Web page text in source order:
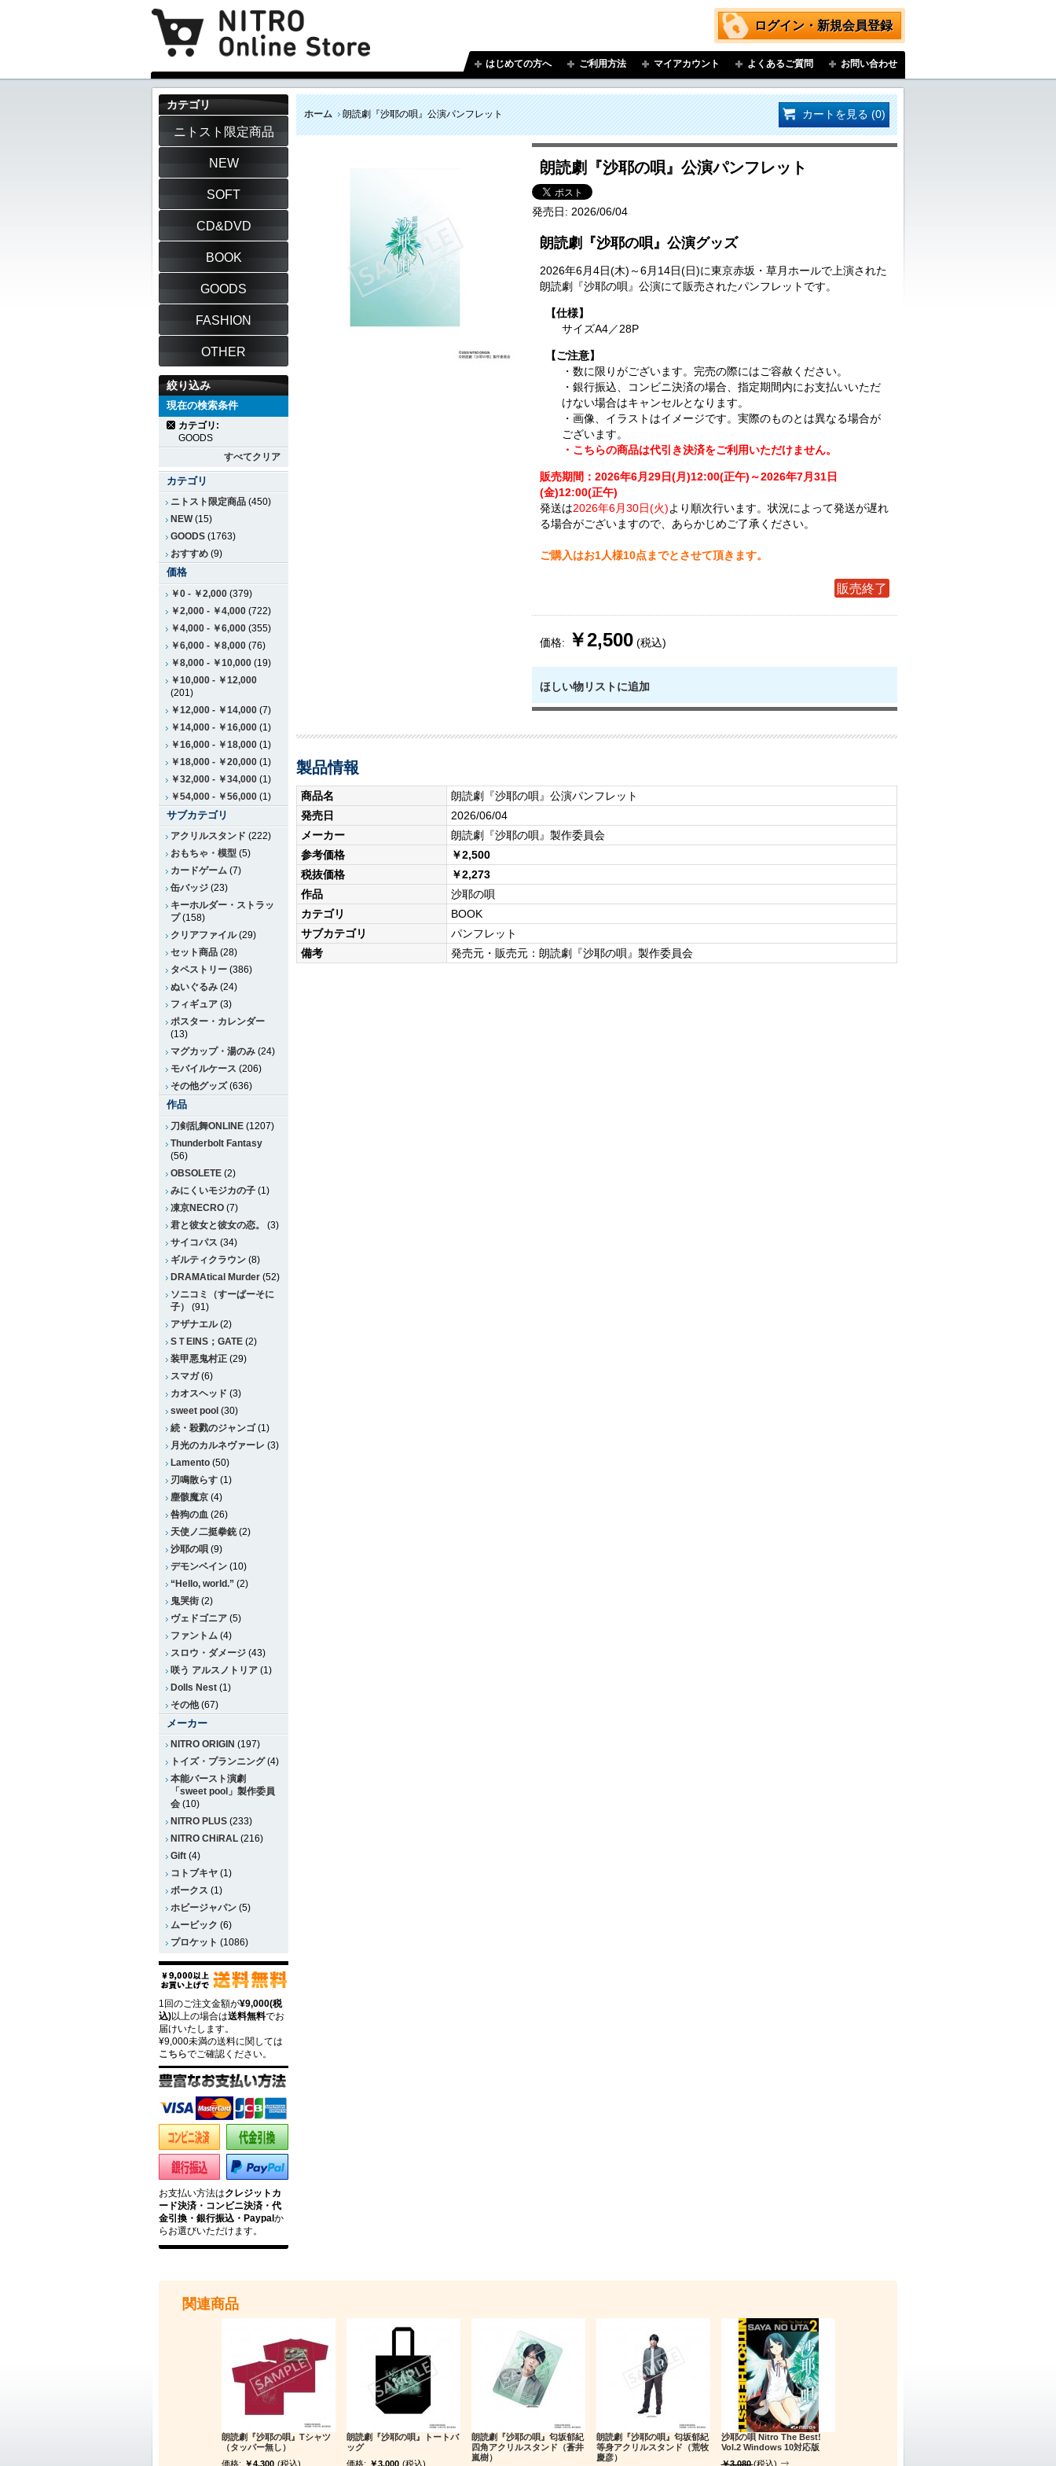
ログイン・新規会員登録
はじめての方へ ご利用方法 マイアカウント よくあるご質問 お問い合わせ
ホーム 朗読劇『沙耶の唄』公演パンフレット カートを見る (0)
朗読劇『沙耶の唄』公演パンフレット
発売日: 2026/06/04
朗読劇『沙耶の唄』公演グッズ
2026年6月4日(木)～6月14日(日)に東京赤坂・草月ホールで上演された
朗読劇『沙耶の唄』公演にて販売されたパンフレットです。
【仕様】
サイズA4／28P
【ご注意】
・数に限りがございます。完売の際にはご容赦ください。
・銀行振込、コンビニ決済の場合、指定期間内にお支払いいただ
けない場合はキャンセルとなります。
・画像、イラストはイメージです。実際のものとは異なる場合が
ございます。
・こちらの商品は代引き決済をご利用いただけません。
販売期間：2026年6月29日(月)12:00(正午)～2026年7月31日
(金)12:00(正午)
発送は2026年6月30日(火)より順次行います。状況によって発送が遅れ
る場合がございますので、あらかじめご了承ください。
ご購入はお1人様10点までとさせて頂きます。
販売終了
価格: ￥2,500 (税込)
ほしい物リストに追加
製品情報
商品名
朗読劇『沙耶の唄』公演パンフレット
発売日
2026/06/04
メーカー
朗読劇『沙耶の唄』製作委員会
参考価格
￥2,500
税抜価格
￥2,273
作品
沙耶の唄
カテゴリ
BOOK
サブカテゴリ
パンフレット
備考
発売元・販売元：朗読劇『沙耶の唄』製作委員会
カテゴリ
ニトスト限定商品
NEW
SOFT
CD&DVD
BOOK
GOODS
FASHION
OTHER
絞り込み
現在の検索条件
カテゴリ:
GOODS
すべてクリア
カテゴリ
ニトスト限定商品 (450)
NEW(15)
GOODS (1763)
おすすめ (9)
価格
￥0 - ￥2,000 (379)
￥2,000 - ￥4,000 (722)
￥4,000 - ￥6,000 (355)
￥6,000 - ￥8,000 (76)
￥8,000 - ￥10,000 (19)
￥10,000 - ￥12,000
(201)
￥12,000 - ￥14,000 (7)
￥14,000 - ￥16,000 (1)
￥16,000 - ￥18,000 (1)
￥18,000 - ￥20,000 (1)
￥32,000 - ￥34,000 (1)
￥54,000 - ￥56,000 (1)
サブカテゴリ
アクリルスタンド (222)
おもちゃ・模型 (5)
カードゲーム (7)
缶バッジ (23)
キーホルダー・ストラッ
プ(158)
クリアファイル(29)
セット商品 (28)
タペストリー (386)
ぬいぐるみ (24)
フィギュア (3)
ポスター・カレンダー
(13)
マグカップ・湯のみ (24)
モバイルケース (206)
その他グッズ(636)
作品
刀剣乱舞ONLINE (1207)
Thunderbolt Fantasy
(56)
OBSOLETE (2)
みにくいモジカの子 (1)
凍京NECRO (7)
君と彼女と彼女の恋。
(3)
サイコパス (34)
ギルティクラウン (8)
DRAMAtical Murder (52)
ソニコミ（すーぱーそに
子）
(91)
アザナエル(2)
SＴEINS；GATE (2)
装甲悪鬼村正 (29)
スマガ(6)
カオスヘッド (3)
sweet pool (30)
続・殺戮のジャンゴ(1)
月光のカルネヴァーレ (3)
Lamento (50)
刃鳴散らす (1)
塵骸魔京 (4)
咎狗の血 (26)
天使ノ二挺拳銃(2)
沙耶の唄 (9)
デモンベイン (10)
“Hello, world.” (2)
鬼哭街 (2)
ヴェドゴニア (5)
ファントム (4)
スロウ・ダメージ (43)
咲う アルスノトリア (1)
Dolls Nest (1)
その他(67)
メーカー
NITRO ORIGIN (197)
トイズ・プランニング(4)
本能バースト演劇
「sweet pool」製作委員
会 (10)
NITRO PLUS (233)
NITRO CHiRAL (216)
Gift (4)
コトブキヤ (1)
ボークス (1)
ホビージャパン (5)
ムービック (6)
プロケット (1086)
1回のご注文金額が¥9,000(税
込)以上の場合は送料無料でお
届けいたします。
¥9,000未満の送料に関しては
こちらでご確認ください。
お支払い方法はクレジットカ
ード決済・コンビニ決済・代
金引換・銀行振込・Paypal か
らお選びいただけます。
関連商品
朗読劇『沙耶の唄』Tシャツ
（タッパー無し）
価格: ￥4,300 (税込)
朗読劇『沙耶の唄』トートバ
ッグ
価格: ￥3,000 (税込)
朗読劇『沙耶の唄』匂坂郁紀
四角アクリルスタンド（蒼井
嵐樹）
朗読劇『沙耶の唄』匂坂郁紀
等身アクリルスタンド（荒牧
慶彦）
沙耶の唄 Nitro The Best!
Vol.2 Windows 10対応版
￥3,080(税込)